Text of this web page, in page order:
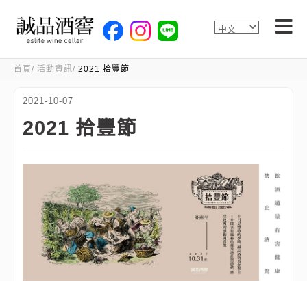
首頁 活動資訊 2021 拾豐節
2021-10-07
2021 拾豐節